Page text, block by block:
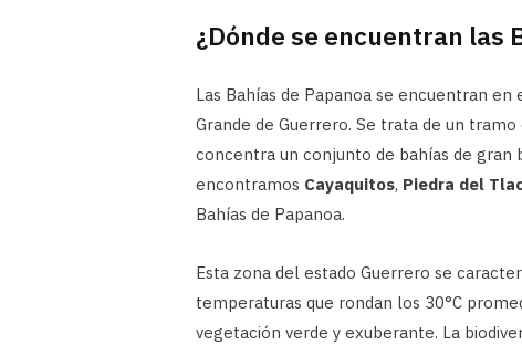
¿Dónde se encuentran las
Las Bahías de Papanoa se encuentran en
Grande de Guerrero. Se trata de un
concentra un conjunto de bahías de gran
encontramos Cayaquitos, Piedra del
Bahías de Papanoa.
Esta zona del estado Guerrero se
temperaturas que rondan los 30°C
vegetación verde y exuberante. La